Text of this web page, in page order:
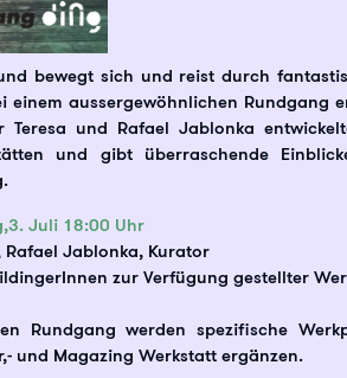
bewegt sich und reist durch
einem aussergewöhnlichen Rundgang
Teresa und Rafael Jablonka
und gibt überraschende
Juli 18:00 Uhr
Rafael Jablonka, Kurator
zur Verfügung gestellter
Rundgang werden spezifische
und Magazing Werkstatt ergänzen.